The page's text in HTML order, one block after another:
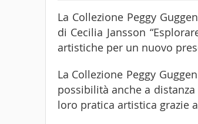
La Collezione Peggy
di Cecilia Jansson
artistiche per un nuovo
La Collezione Peggy
possibilità anche a
loro pratica artistica grazie